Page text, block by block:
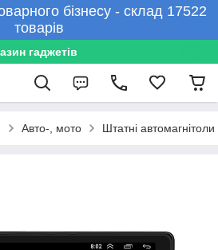
бізнесу - склад 17522
товарів
гаджетів
Авто-, мото Штатні автомагнітоли